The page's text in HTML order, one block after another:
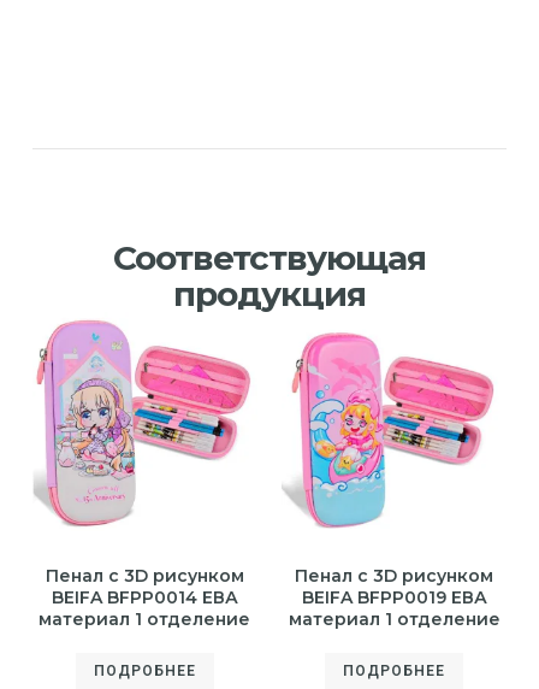
Соответствующая
продукция
Пенал с 3D рисунком
BEIFA BFPP0014 ЕВА
материал 1 отделение
ПОДРОБНЕЕ
Пенал с 3D рисунком
BEIFA BFPP0019 ЕВА
материал 1 отделение
ПОДРОБНЕЕ